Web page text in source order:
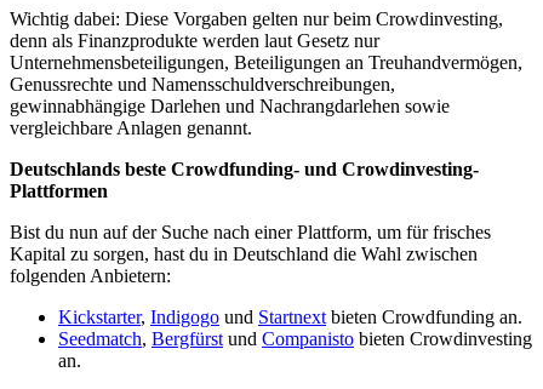
Wichtig dabei: Diese Vorgaben gelten nur beim Crowdinvesting,
denn als Finanzprodukte werden laut Gesetz nur
Unternehmensbeteiligungen, Beteiligungen an Treuhandvermögen,
Genussrechte und Namensschuldverschreibungen,
gewinnabhängige Darlehen und Nachrangdarlehen sowie
vergleichbare Anlagen genannt.
Deutschlands beste Crowdfunding- und Crowdinvesting-
Plattformen
Bist du nun auf der Suche nach einer Plattform, um für frisches
Kapital zu sorgen, hast du in Deutschland die Wahl zwischen
folgenden Anbietern:
Kickstarter, Indigogo und Startnext bieten Crowdfunding an.
Seedmatch, Bergfürst und Companisto bieten Crowdinvesting
an.